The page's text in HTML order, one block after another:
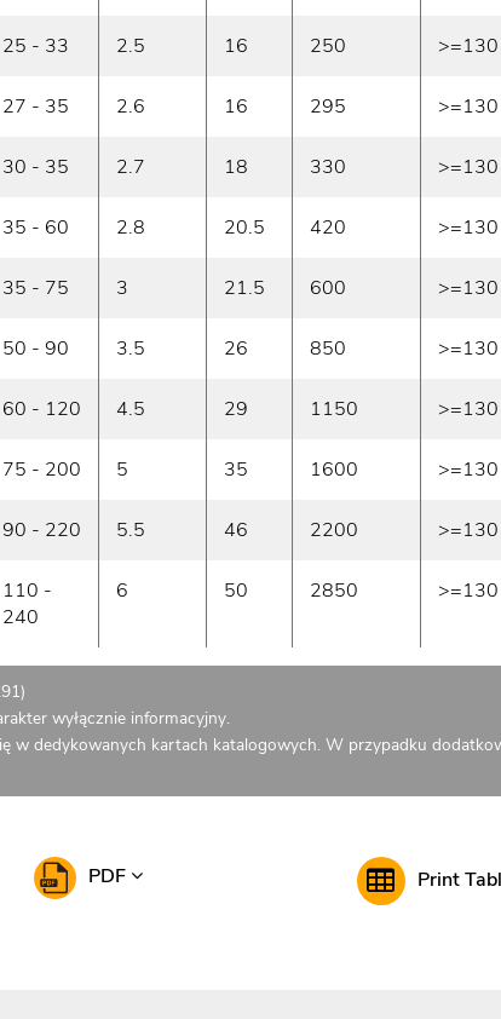
25 - 33 2.5 16 250 >=130
27 - 35 2.6 16 295 >=130
30 - 35 2.7 18 330 >=130
35 - 60 2.8 20.5 420 >=130
35 - 75 3 21.5 600 >=130
50 - 90 3.5 26 850 >=130
60 - 120 4.5 29 1150 >=130
75 - 200 5 35 1600 >=130
90 - 220 5.5 46 2200 >=130
110 -
240
6 50 2850 >=130
wyłącznie informacyjny.
w dedykowanych kartach katalogowych. W przypadku
PDF Print